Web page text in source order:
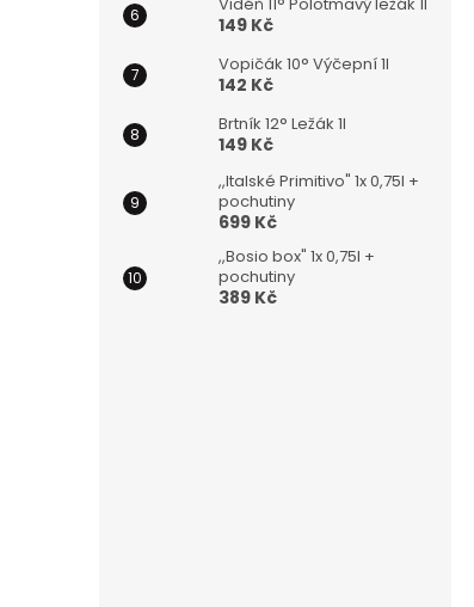
149 Kč
Vopičák 10° Výčepní 1l
142 Kč
Brtník 12° Ležák 1l
149 Kč
,,Italské Primitivo" 1x 0,75l +
pochutiny
699 Kč
,,Bosio box" 1x 0,75l +
pochutiny
389 Kč